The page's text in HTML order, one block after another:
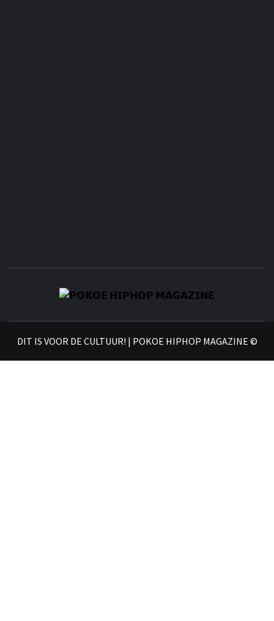
DIT IS VOOR DE CULTUUR! | POKOE HIPHOP MAGAZINE ©